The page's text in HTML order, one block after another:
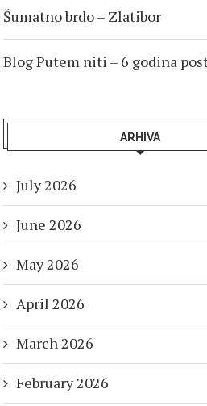
Šumatno brdo – Zlatibor
Blog Putem niti – 6 godina
ARHIVA
July 2026
June 2026
May 2026
April 2026
March 2026
February 2026